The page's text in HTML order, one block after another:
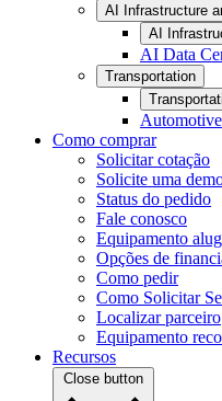
AI Infrastructure
AI
AI Data
Transportation
Como comprar
Solicitar cotação
Solicite uma
Status do pedido
Fale conosco
Equipamento
Opções de
Como pedir
Como Solicitar
Localizar parceiro
Equipamento
Recursos
Close button